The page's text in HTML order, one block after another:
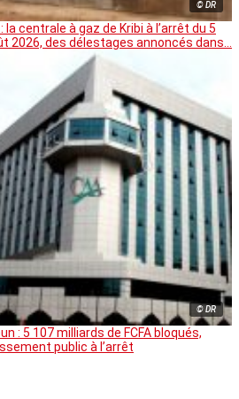
© DR
la centrale à gaz de Kribi à l’arrêt du 5
2026, des délestages annoncés dans…
© DR
: 5 107 milliards de FCFA bloqués,
public à l’arrêt